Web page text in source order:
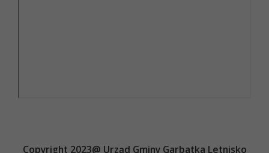
Copyright 2023@ Urząd Gminy Garbatka Letnisko